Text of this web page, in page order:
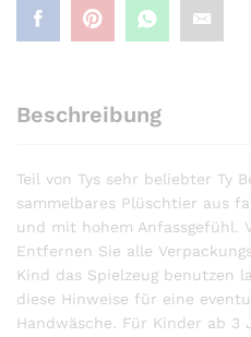
Beschreibung
Teil von Tys sehr beliebter Ty
sammelbares Plüschtier aus
und mit hohem Anfassgefühl.
Entfernen Sie alle
Kind das Spielzeug benutzen
diese Hinweise für eine
Handwäsche. Für Kinder ab